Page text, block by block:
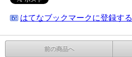
はてなブックマークに登録する
前の商品へ